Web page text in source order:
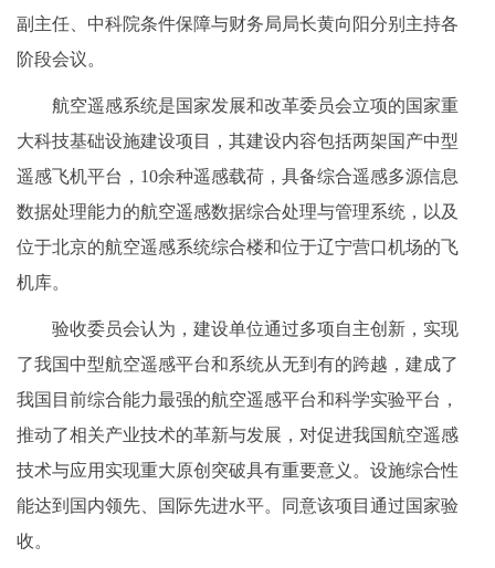
副主任、中科院条件保障与财务局局长黄向阳分别主持各
阶段会议。
航空遥感系统是国家发展和改革委员会立项的国家重
大科技基础设施建设项目，其建设内容包括两架国产中型
遥感飞机平台，10余种遥感载荷，具备综合遥感多源信息
数据处理能力的航空遥感数据综合处理与管理系统，以及
位于北京的航空遥感系统综合楼和位于辽宁营口机场的飞
机库。
验收委员会认为，建设单位通过多项自主创新，实现
了我国中型航空遥感平台和系统从无到有的跨越，建成了
我国目前综合能力最强的航空遥感平台和科学实验平台，
推动了相关产业技术的革新与发展，对促进我国航空遥感
技术与应用实现重大原创突破具有重要意义。设施综合性
能达到国内领先、国际先进水平。同意该项目通过国家验
收。